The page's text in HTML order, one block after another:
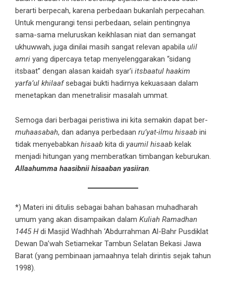
berarti berpecah, karena perbedaan bukanlah perpecahan.
Untuk mengurangi tensi perbedaan, selain pentingnya
sama-sama meluruskan keikhlasan niat dan semangat
ukhuwwah, juga dinilai masih sangat relevan apabila ulil
amri yang dipercaya tetap menyelenggarakan “sidang
itsbaat” dengan alasan kaidah syar’i itsbaatul haakim
yarfa’ul khilaafsebagai bukti hadirnya kekuasaan dalam
menetapkan dan menetralisir masalah ummat.
Semoga dari berbagai peristiwa ini kita semakin dapat ber-
muhaasabah, dan adanya perbedaan ru’yat-ilmu hisaab ini
tidak menyebabkan hisaab kita di yaumil hisaab kelak
menjadi hitungan yang memberatkan timbangan keburukan.
Allaahumma haasibnii hisaaban yasiiran.
*) Materi ini ditulis sebagai bahan bahasan muhadharah
umum yang akan disampaikan dalam Kuliah Ramadhan
1445 Hdi Masjid Wadhhah ‘Abdurrahman Al-Bahr Pusdiklat
Dewan Da’wah Setiamekar Tambun Selatan Bekasi Jawa
Barat (yang pembinaan jamaahnya telah dirintis sejak tahun
1998).